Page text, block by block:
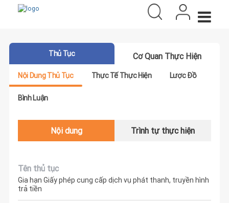
Thủ Tục Cơ Quan Thực Hiện
Nội Dung Thủ Tục Thực Tế Thực Hiện Lược Đồ
Bình Luận
Nội dung Trình tự thực hiện
Tên thủ tục
Gia hạn Giấy phép cung cấp dịch vụ phát thanh, truyền hình
trả tiền